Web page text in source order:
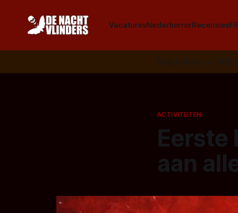
VacaturesNederhorrorRecensies
Volg ons op: 📣 RSS
ACTIVITEITEN
Eerste
aan